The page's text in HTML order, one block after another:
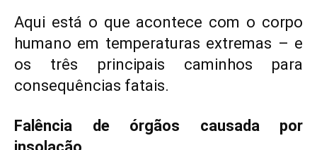
Aqui está o que acontece com o corpo
humano em temperaturas extremas – e
os três principais caminhos para
consequências fatais.
Falência de órgãos causada por